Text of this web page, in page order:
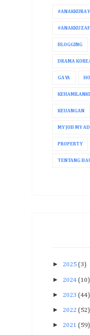
BLOGGING
DRAMA
GAYA
KEUANGAN
MY JOB MY
PROPERTY
TENTANG
► 2025 (3)
► 2024 (10)
► 2023 (44)
► 2022 (52)
► 2021 (59)